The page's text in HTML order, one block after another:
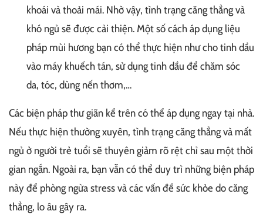
khoái và thoải mái. Nhờ vậy, tình trạng căng thẳng và
khó ngủ sẽ được cải thiện. Một số cách áp dụng liệu
pháp mùi hương bạn có thể thực hiện như cho tinh dầu
vào máy khuếch tán, sử dụng tinh dầu để chăm sóc
da, tóc, dùng nến thơm,…
Các biện pháp thư giãn kể trên có thể áp dụng ngay tại nhà.
Nếu thực hiện thường xuyên, tình trạng căng thẳng và mất
ngủ ở người trẻ tuổi sẽ thuyên giảm rõ rệt chỉ sau một thời
gian ngắn. Ngoài ra, bạn vẫn có thể duy trì những biện pháp
này để phòng ngừa stress và các vấn đề sức khỏe do căng
thẳng, lo âu gây ra.